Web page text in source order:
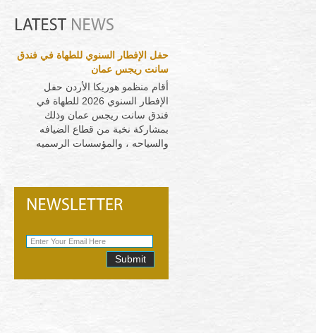
حفل الإفطار السنوي للطهاة في فندق
سانت ريجس عمان
أقام منظمو هوريكا الأردن حفل
الإفطار السنوي 2026 للطهاة في
فندق سانت ريجس عمان وذلك
بمشاركة نخبة من قطاع الضيافه
والسياحه ، والمؤسسات الرسميه
Submit